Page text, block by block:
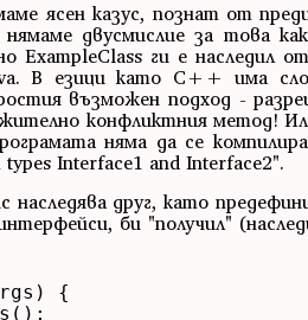
ясен казус, познат от
двусмислие за това
ExampleClass ги е наследил
В езици като C++ има
възможен подход -
конфликтния метод!
няма да се
Interface1 and Interface2".
друг, като
би "получил"
{